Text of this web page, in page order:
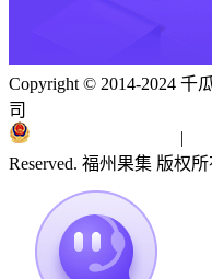
Copyright © 2014-2024 千
司
|
Reserved. 福州果集 版权所